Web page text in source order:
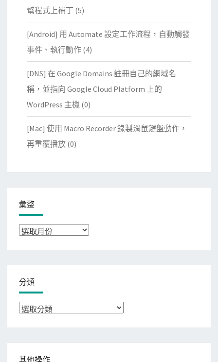
幫程式上補丁 (5)
[Android] 用 Automate 設定工作流程，自動觸發
事件、執行動作 (4)
[DNS] 在 Google Domains 註冊自己的網域名
稱，並指向 Google Cloud Platform 上的
WordPress 主機 (0)
[Mac] 使用 Macro Recorder 錄製滑鼠鍵盤動作，
再重覆播放 (0)
彙整
彙
分類
分
其他操作